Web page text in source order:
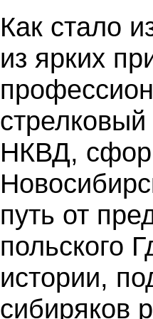
Как стало
из ярких
НКВД,
путь от
польского
истории,
сибиряков